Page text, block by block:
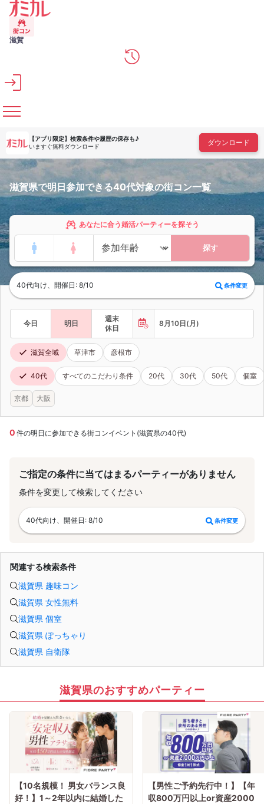
メインコンテンツへスキップ
滋賀
【アプリ限定】 検索条件や履歴の保存も♪
いますぐ無料ダウンロード
ダウンロード
滋賀県で明日参加できる40代対象の街コン一覧
あなたに合う婚活パーティーを探そう
探す
40代向け、開催日: 8/10 条件変更
今日 明日
週末
休日
8月10日(月)
滋賀全域 草津市 彦根市
40代 すべてのこだわり条件 20代 30代 50代 個室
京都 大阪
0 件の明日に参加できる街コンイベント(滋賀県の40代)
ご指定の条件に当てはまるパーティーがありません
条件を変更して検索してください
40代向け、開催日: 8/10 条件変更
関連する検索条件
滋賀県 趣味コン
滋賀県 女性無料
滋賀県 個室
滋賀県 ぽっちゃり
滋賀県 自衛隊
滋賀県のおすすめパーティー
【10名規模！ 男女バランス良
好！】1～2年以内に結婚した
【男性ご予約先行中！】【年
収800万円以上or資産2000